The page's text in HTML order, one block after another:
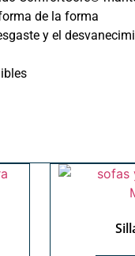
de la forma
y el